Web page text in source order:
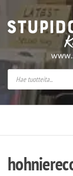
Stupido